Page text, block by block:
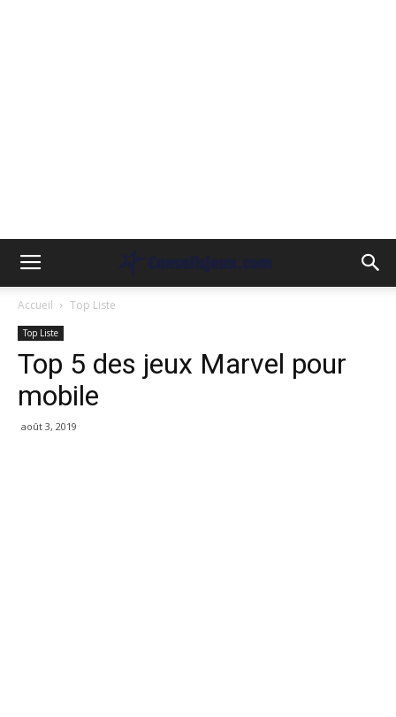
Accueil Top Liste
Top Liste
Top 5 des jeux Marvel pour
mobile
août 3, 2019